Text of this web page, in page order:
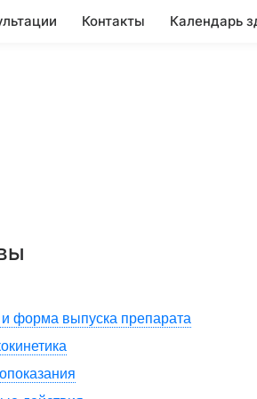
Контакты Календарь
форма выпуска препарата